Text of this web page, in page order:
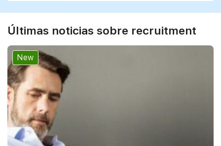
Últimas noticias sobre recruitment
New